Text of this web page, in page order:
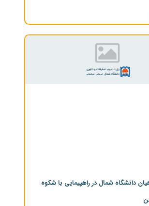
دانشگاه شمال در راهپیمایی با شکوه